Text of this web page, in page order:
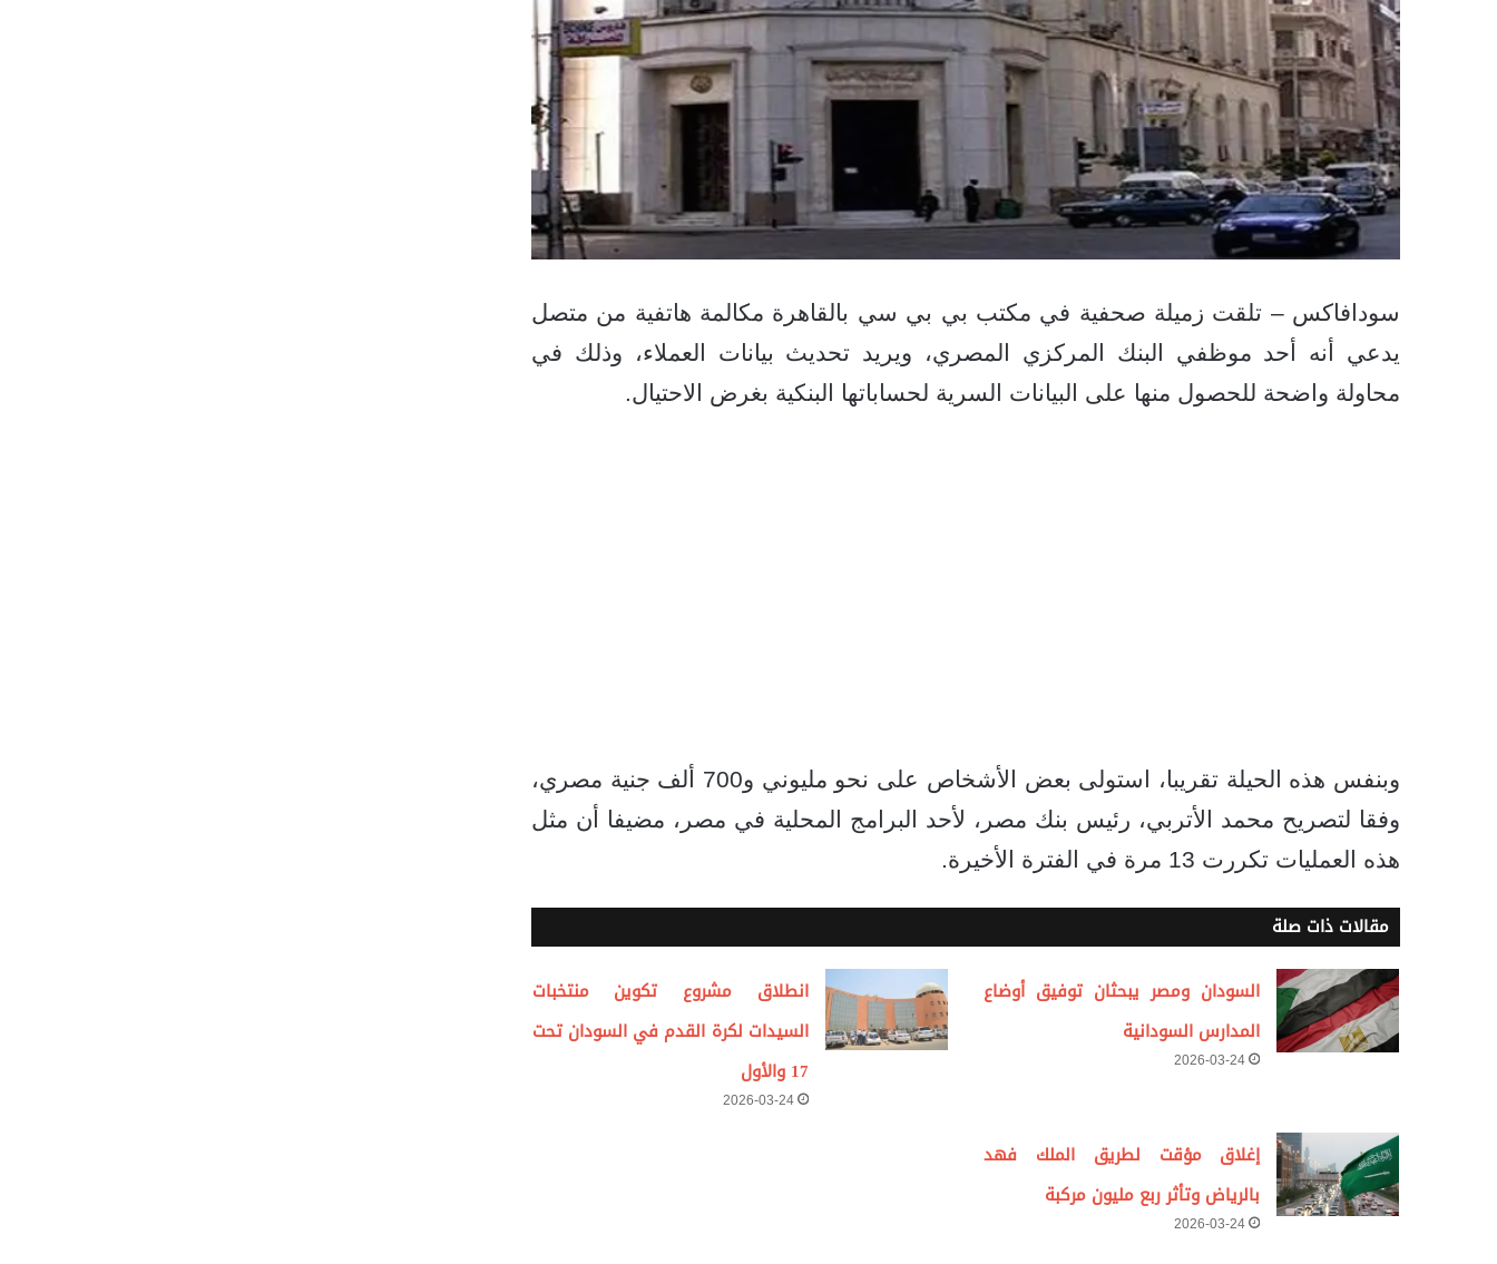
سودافاكس – تلقت زميلة صحفية في مكتب بي بي سي بالقاهرة مكالمة هاتفية من متصل
يدعي أنه أحد موظفي البنك المركزي المصري، ويريد تحديث بيانات العملاء، وذلك في
محاولة واضحة للحصول منها على البيانات السرية لحساباتها البنكية بغرض الاحتيال.
وبنفس هذه الحيلة تقريبا، استولى بعض الأشخاص على نحو مليوني و700 ألف جنية مصري،
وفقا لتصريح محمد الأتربي، رئيس بنك مصر، لأحد البرامج المحلية في مصر، مضيفا أن مثل
هذه العمليات تكررت 13 مرة في الفترة الأخيرة.
مقالات ذات صلة
السودان ومصر يبحثان توفيق أوضاع
المدارس السودانية
2026-03-24
انطلاق مشروع تكوين منتخبات
السيدات لكرة القدم في السودان تحت
17 والأول
2026-03-24
إغلاق مؤقت لطريق الملك فهد
بالرياض وتأثر ربع مليون مركبة
2026-03-24